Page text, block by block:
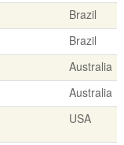
Brazil
Brazil
Australia
Australia
USA